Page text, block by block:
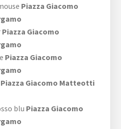
Piazza Giacomo
Piazza Giacomo
Piazza Giacomo
Piazza Giacomo Matteotti
blu Piazza Giacomo